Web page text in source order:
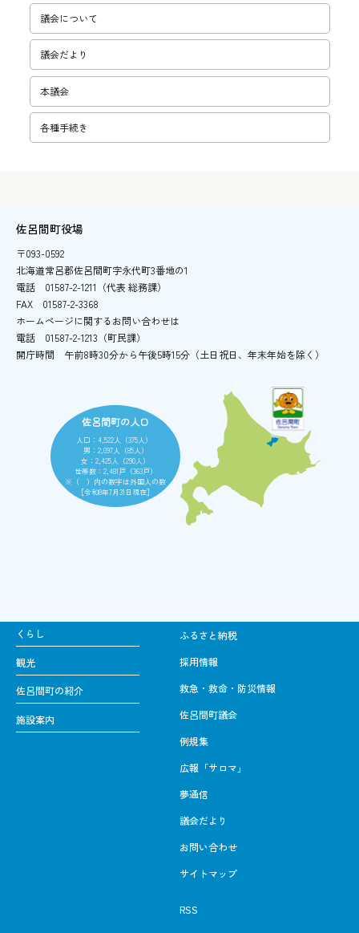
議会について
議会だより
本議会
各種手続き
佐呂間町役場
〒093-0592
北海道常呂郡佐呂間町字永代町3番地の1
電話
01587-2-1211（代表 総務課）
FAX
01587-2-3368
ホームページに関するお問い合わせは
電話
01587-2-1213（町民課）
開庁時間
午前8時30分から午後5時15分 （土日祝日、年末年始を除く）
佐呂間町の人口
人口：4,522人（375人）
男：2,097人（85人）
女：2,425人（290人）
世帯数：2,481戸（363戸）
※（ ）内の数字は外国人の数
［令和8年7月31日現在］
くらし
観光
佐呂間町の紹介
施設案内
ふるさと納税
採用情報
救急・救命・防災情報
佐呂間町議会
例規集
広報「サロマ」
夢通信
議会だより
お問い合わせ
サイトマップ
RSS